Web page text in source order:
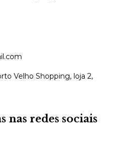
Velho Shopping, loja 2,
nas redes sociais